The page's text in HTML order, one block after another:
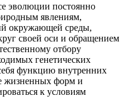
эволюции постоянно
явлениям,
окружающей среды,
своей оси и обращением
отбору
генетических
функцию внутренних
жизненных форм и
к условиям